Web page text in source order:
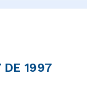
DE 1997